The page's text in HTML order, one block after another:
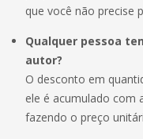
que você não precise
Qualquer pessoa
autor?
O desconto em
ele é acumulado com
fazendo o preço